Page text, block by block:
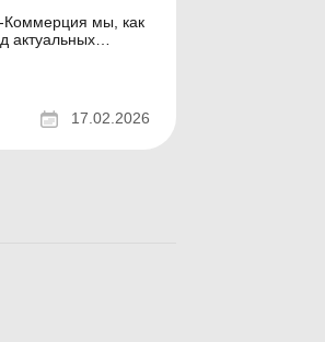
Коммерция мы, как
актуальных
с темами статей,
неделе в Uteka-
17.02.2026